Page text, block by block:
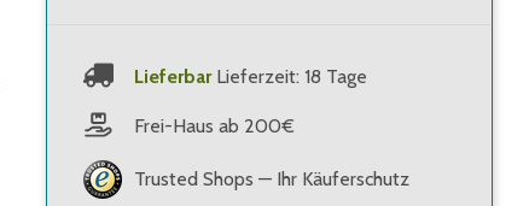
Lieferbar Lieferzeit: 18 Tage
Frei-Haus ab 200€
Trusted Shops — Ihr Käuferschutz